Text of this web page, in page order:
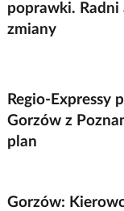
poprawki. Radni
zmiany
Regio-Expressy
Gorzów z
plan
Gorzów: